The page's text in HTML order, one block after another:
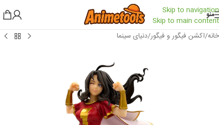
Skip to navigation
Skip to main content
منو
خانه/اکشن فیگور و فیگور/دنیای سینما